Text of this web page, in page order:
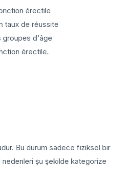
érectile
taux de réussite
groupes d'âge
érectile.
Bu durum sadece fiziksel bir
nedenleri şu şekilde kategorize